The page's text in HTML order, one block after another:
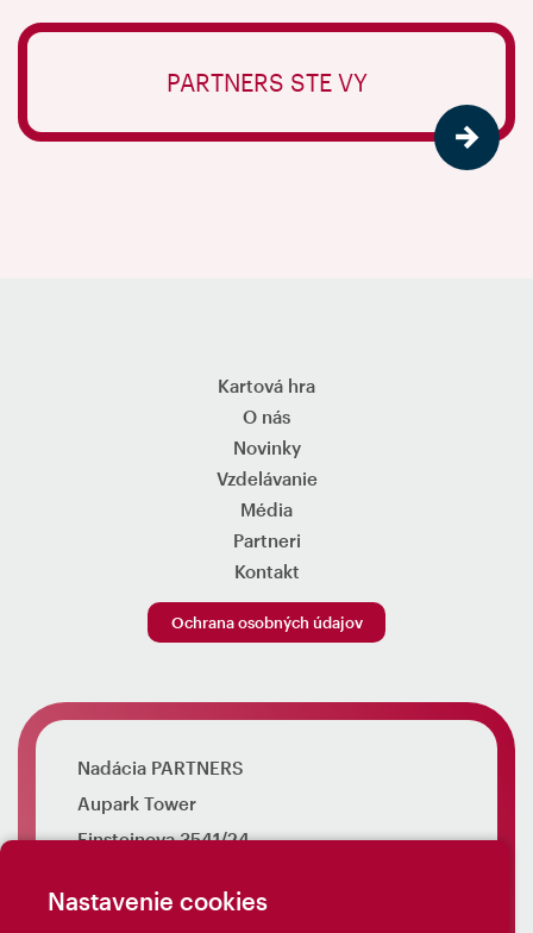
Nastavenie cookies
PARTNERS STE VY
Kartová hra
O nás
Novinky
Vzdelávanie
Média
Partneri
Kontakt
Ochrana osobných údajov
Nadácia PARTNERS
Aupark Tower
Einsteinova 3541/24
info@nadaciapartners.sk